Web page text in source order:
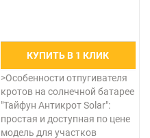
КУПИТЬ В 1 КЛИК
>Особенности отпугивателя
кротов на солнечной батарее
"Тайфун Антикрот Solar":
простая и доступная по цене
модель для участков